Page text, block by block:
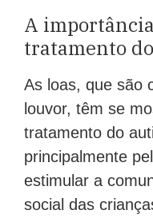
A
tratamento
As loas, que são
louvor, têm se
tratamento do
principalmente
estimular a
social das